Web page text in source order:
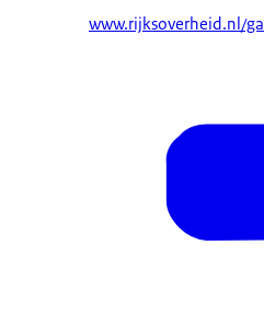
www.rijksoverheid.nl/